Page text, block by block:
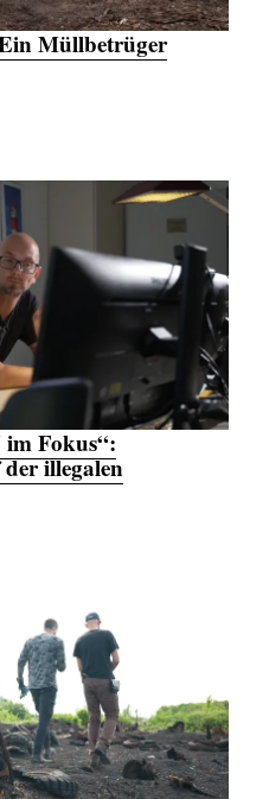
Müllbetrüger
Fokus“:
illegalen